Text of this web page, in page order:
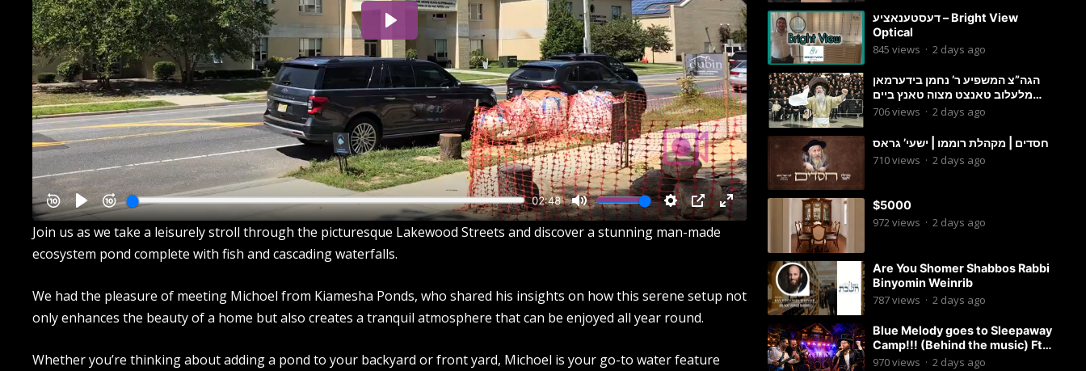
Join us as we take a leisurely stroll through the picturesque Lakewood Streets and discover a stunning man-made
ecosystem pond complete with fish and cascading waterfalls.
We had the pleasure of meeting Michoel from Kiamesha Ponds, who shared his insights on how this serene setup not
only enhances the beauty of a home but also creates a tranquil atmosphere that can be enjoyed all year round.
Whether you’re thinking about adding a pond to your backyard or front yard, Michoel is your go-to water feature
דעסטענאציע – Bright View
Optical
845 views · 2 days ago
הגה”צ המשפיע ר’ נחמן בידערמאן
מלעלוב טאנצט מצוה טאנץ ביים
שמחת החתונה פון בנו החתן
706views · 2 days ago
חסדים | מקהלת רוממו | ישעי’ גראס
710views · 2 days ago
$5000
972views · 2 days ago
Are You Shomer Shabbos Rabbi
Binyomin Weinrib
787views · 2 days ago
Blue Melody goes to Sleepaway
Camp!!! (Behind the music) Ft.
Dovid Berger and Chaim Brown
970views · 2 days ago